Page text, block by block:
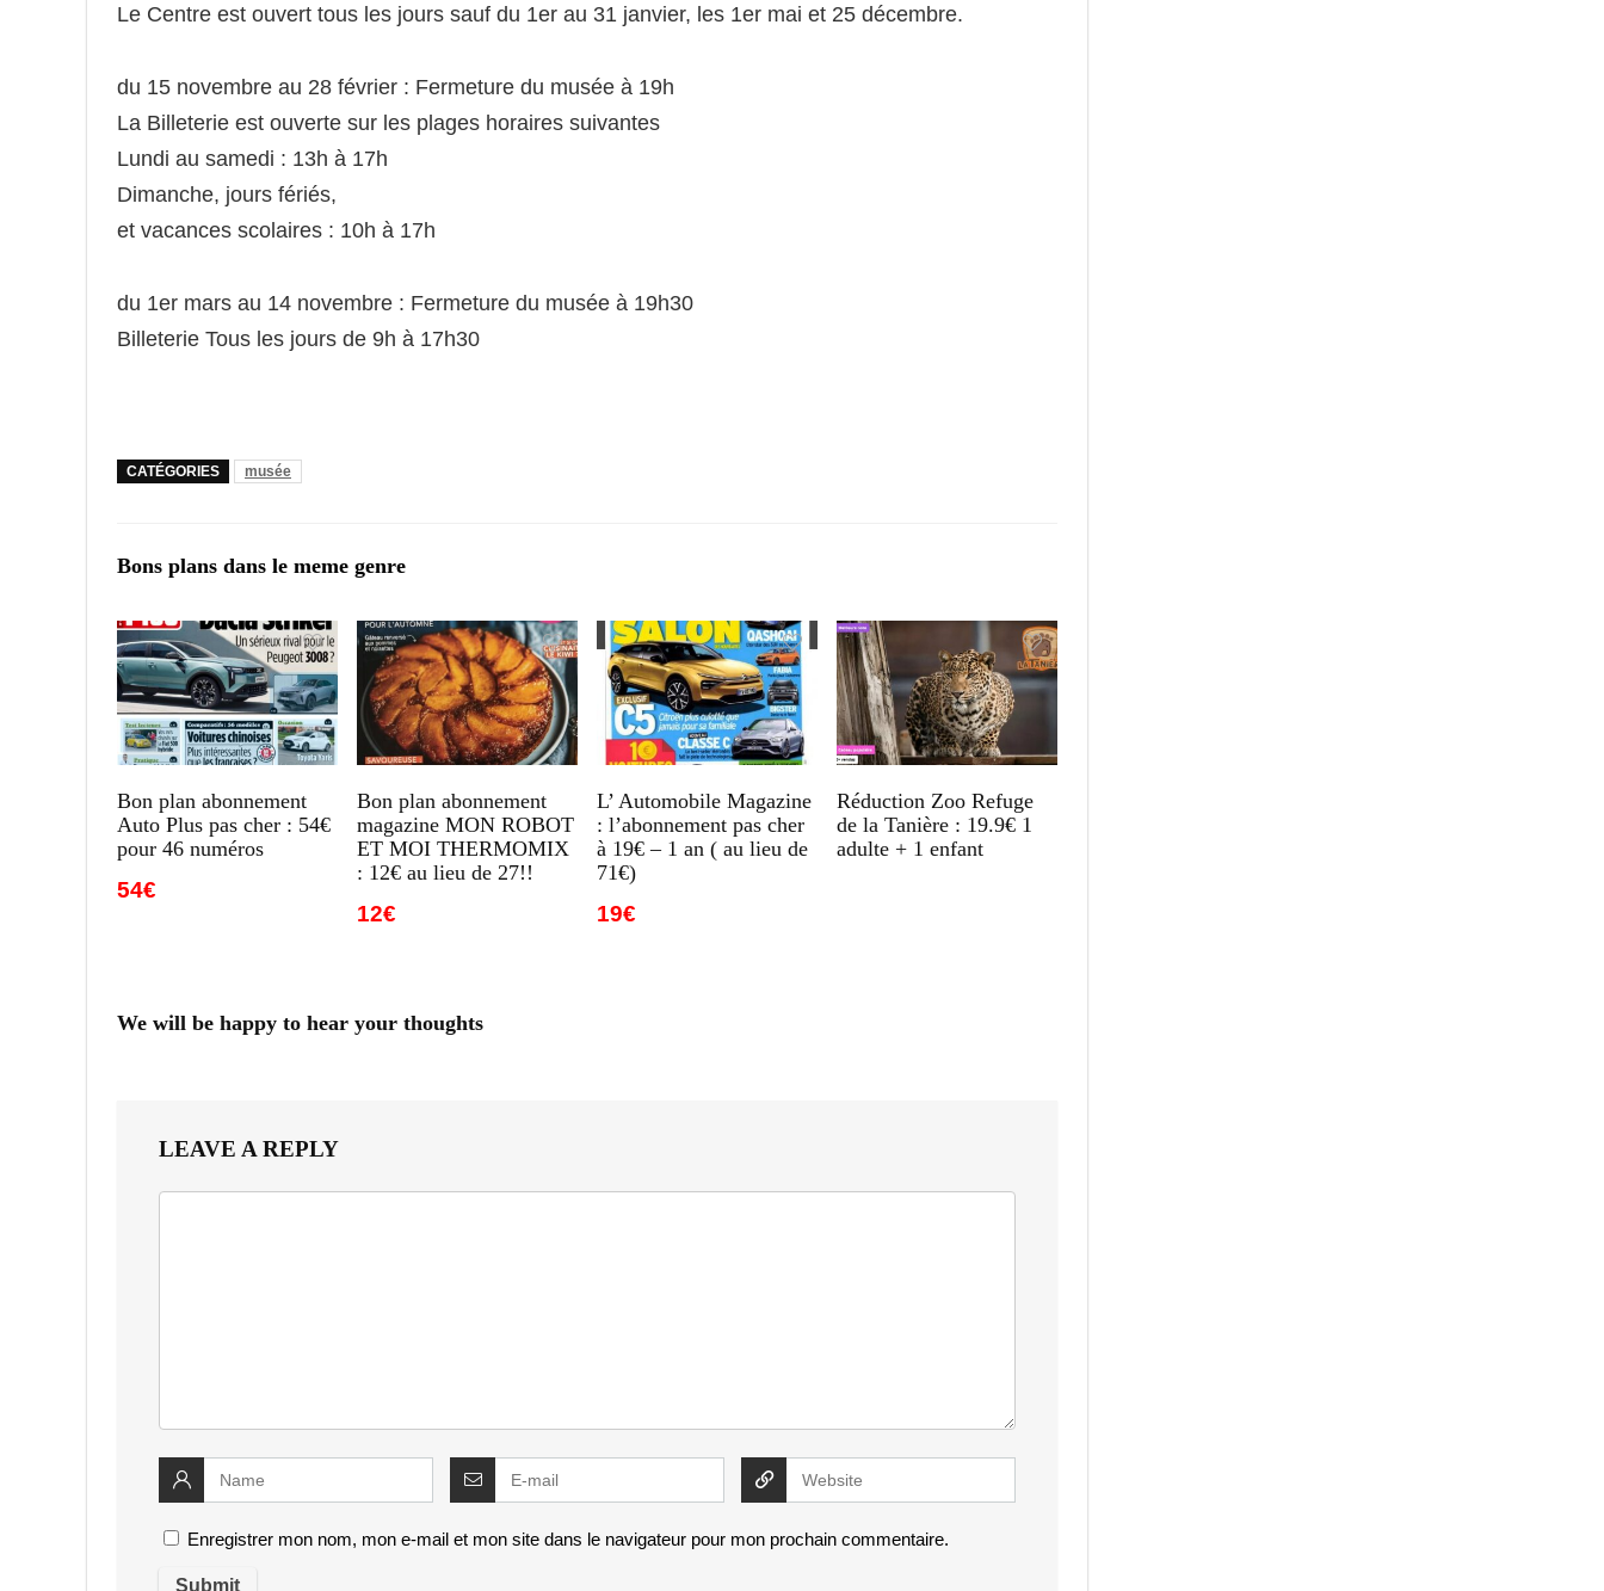
Le Centre est ouvert tous les jours sauf du 1er au 31 janvier, les 1er mai et 25 décembre.
du 15 novembre au 28 février : Fermeture du musée à 19h
La Billeterie est ouverte sur les plages horaires suivantes
Lundi au samedi : 13h à 17h
Dimanche, jours fériés,
et vacances scolaires : 10h à 17h
du 1er mars au 14 novembre : Fermeture du musée à 19h30
Billeterie Tous les jours de 9h à 17h30
CATÉGORIES musée
Bons plans dans le meme genre
Bon plan abonnement
Auto Plus pas cher : 54€
pour 46 numéros
54€
Bon plan abonnement
magazine MON ROBOT
ET MOI THERMOMIX
: 12€ au lieu de 27!!
12€
L’ Automobile Magazine
: l’abonnement pas cher
à 19€ – 1 an ( au lieu de
71€)
19€
Réduction Zoo Refuge
de la Tanière : 19.9€ 1
adulte + 1 enfant
We will be happy to hear your thoughts
LEAVE A REPLY
Enregistrer mon nom, mon e-mail et mon site dans le navigateur pour mon prochain commentaire.